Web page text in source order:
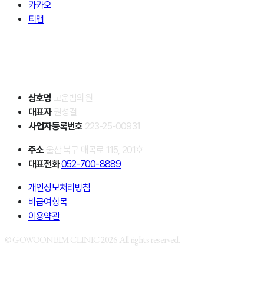
카카오
티맵
상호명 고운빔의원
대표자 권성걸
사업자등록번호 223-25-00931
주소 울산 북구 매곡로 115, 201호
대표전화052-700-8889
개인정보처리방침
비급여항목
이용약관
© GOWOONBIM CLINIC 2026 All rights reserved.